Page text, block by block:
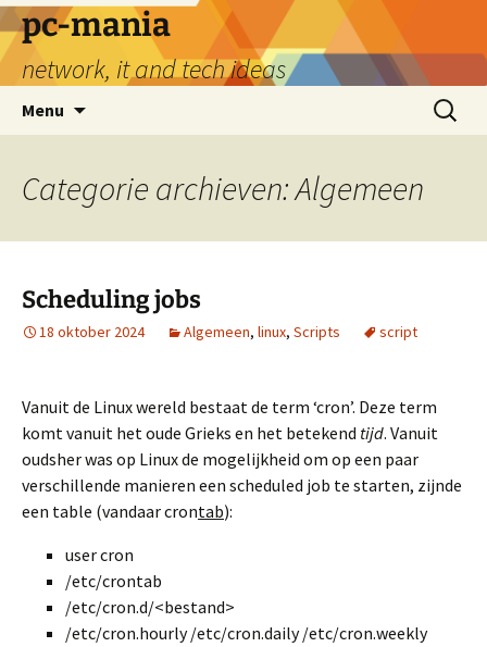
Ga
naar
de
inhoud
pc-mania
network, it and tech ideas
Menu
Zoeken
naar:
Categorie archieven: Algemeen
Scheduling jobs
18 oktober 2024 Algemeen, linux, Scripts script
Vanuit de Linux wereld bestaat de term ‘cron’. Deze term
komt vanuit het oude Grieks en het betekend tijd. Vanuit
oudsher was op Linux de mogelijkheid om op een paar
verschillende manieren een scheduled job te starten, zijnde
een table (vandaar crontab):
user cron
/etc/crontab
/etc/cron.d/<bestand>
/etc/cron.hourly /etc/cron.daily /etc/cron.weekly